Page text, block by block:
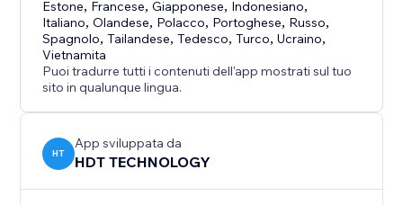
Estone, Francese,Giapponese, Indonesiano,
Italiano,Olandese, Polacco, Portoghese, Russo,
Spagnolo,Tailandese,Tedesco,Turco,Ucraino,
Vietnamita
Puoi tradurre tutti i contenuti dell'app mostrati sul tuo
sito in qualunque lingua.
HT
App sviluppata da
HDT TECHNOLOGY